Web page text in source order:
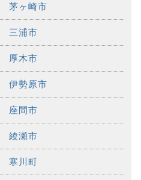
茅ヶ崎市
三浦市
厚木市
伊勢原市
座間市
綾瀬市
寒川町